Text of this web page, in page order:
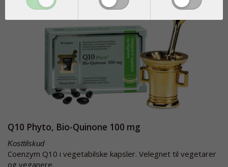
Q10 Phyto, Bio-Quinone 100 mg
Kosttilskud
Coenzym Q10 i vegetabilske kapsler. Velegnet til vegetarer
og veganere.